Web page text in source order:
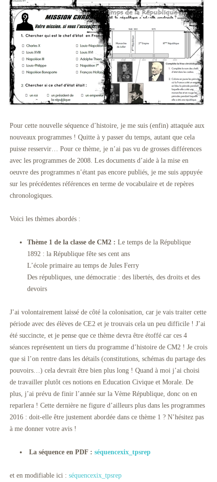
Pour cette nouvelle séquence d’histoire, je me suis (enfin) attaquée aux
nouveaux programmes ! Quitte à y passer du temps, autant que cela
puisse resservir… Pour ce thème, je n’ai pas vu de grosses différences
avec les programmes de 2008. Les documents d’aide à la mise en
oeuvre des programmes n’étant pas encore publiés, je me suis appuyée
sur les précédentes références en terme de vocabulaire et de repères
chronologiques.
Voici les thèmes abordés :
Thème 1 de la classe de CM2 : Le temps de la République
1892 : la République fête ses cent ans
L’école primaire au temps de Jules Ferry
Des républiques, une démocratie : des libertés, des droits et des
devoirs
J’ai volontairement laissé de côté la colonisation, car je vais traiter cette
période avec des élèves de CE2 et je trouvais cela un peu difficile ! J’ai
été succincte, et je pense que ce thème devra être étoffé car ces 4
séances représentent un tiers du programme d’histoire de CM2 ! Je crois
que si l’on rentre dans les détails (constitutions, schémas du partage des
pouvoirs…) cela devrait être bien plus long ! Quand à moi j’ai choisi
de travailler plutôt ces notions en Education Civique et Morale. De
plus, j’ai prévu de finir l’année sur la Vème République, donc on en
reparlera ! Cette dernière ne figure d’ailleurs plus dans les programmes
2016 : doit-elle être justement abordée dans ce thème 1 ? N’hésitez pas
à me donner votre avis !
La séquence en PDF : séquencexix_tpsrep
et en modifiable ici : séquencexix_tpsrep